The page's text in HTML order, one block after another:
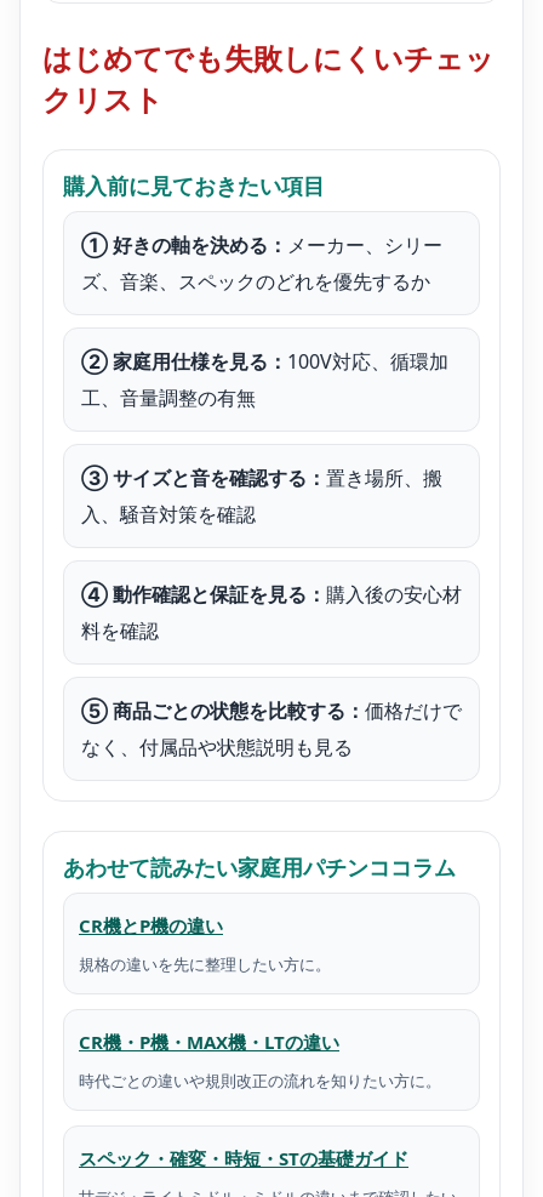
はじめてでも失敗しにくいチェッ
クリスト
購入前に見ておきたい項目
① 好きの軸を決める： メーカー、シリー
ズ、音楽、スペックのどれを優先するか
② 家庭用仕様を見る： 100V対応、循環加
工、音量調整の有無
③ サイズと音を確認する： 置き場所、搬
入、騒音対策を確認
④ 動作確認と保証を見る： 購入後の安心材
料を確認
⑤ 商品ごとの状態を比較する： 価格だけで
なく、付属品や状態説明も見る
あわせて読みたい家庭用パチンココラム
CR機とP機の違い
規格の違いを先に整理したい方に。
CR機・P機・MAX機・LTの違い
時代ごとの違いや規則改正の流れを知りたい方に。
スペック・確変・時短・STの基礎ガイド